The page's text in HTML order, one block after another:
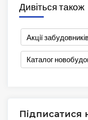
Дивіться також
Акції
Каталог
Підписатися